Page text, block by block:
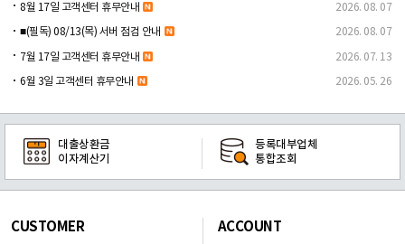
8월 17일 고객센터 휴무안내 2026. 08. 07
■(필독) 08/13(목) 서버 점검 안내 2026. 08. 07
7월 17일 고객센터 휴무안내 2026. 07. 13
6월 3일 고객센터 휴무안내 2026. 05. 26
대출상환금
이자계산기
등록대부업체
통합조회
CUSTOMER ACCOUNT